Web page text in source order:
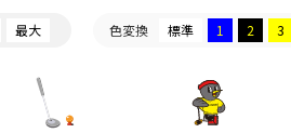
最大 色変換 標準 1 2 3